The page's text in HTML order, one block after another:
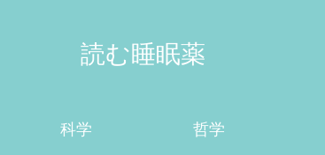
読む睡眠薬
科学 哲学